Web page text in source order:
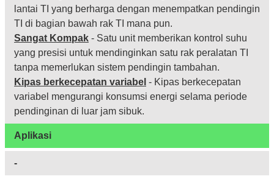
lantai TI yang berharga dengan menempatkan pendingin
TI di bagian bawah rak TI mana pun.
Sangat Kompak - Satu unit memberikan kontrol suhu
yang presisi untuk mendinginkan satu rak peralatan TI
tanpa memerlukan sistem pendingin tambahan.
Kipas berkecepatan variabel - Kipas berkecepatan
variabel mengurangi konsumsi energi selama periode
pendinginan di luar jam sibuk.
Aplikasi
-